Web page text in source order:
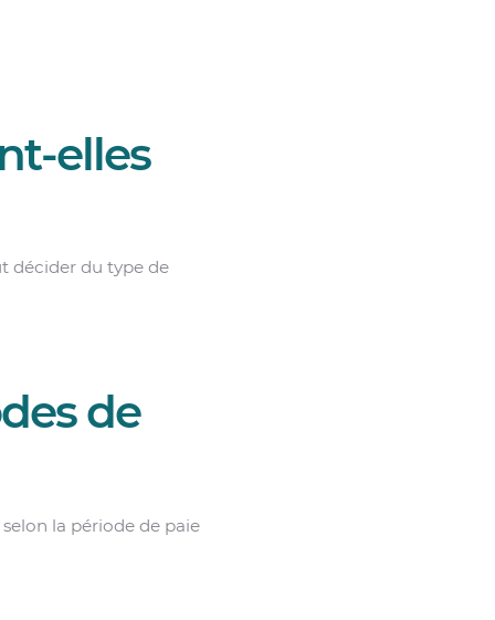
elles
décider du type de
de
la période de paie